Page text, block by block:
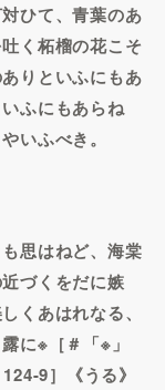
ひて、青葉のあ
く柘榴の花こそ
りといふにもあ
ふにもあらね
いふべき。
思はねど、海棠
づくをだに嫉
くあはれなる、
に※［＃「※」
9］《うる》